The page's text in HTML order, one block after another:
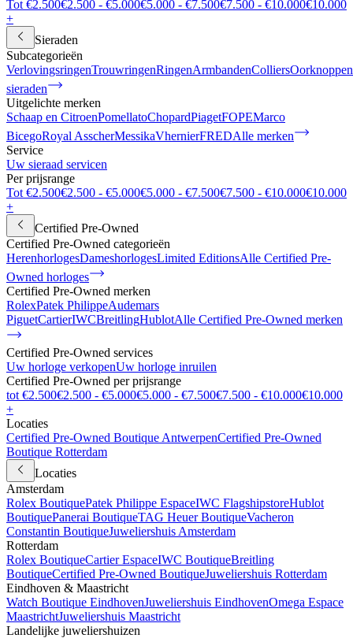
Tot €2.500€2.500 - €5.000€5.000 - €7.500€7.500 - €10.000€10.000
+
Sieraden
Subcategorieën
VerlovingsringenTrouwringenRingenArmbandenColliersOorknoppen
sieraden
Uitgelichte merken
Schaap en CitroenPomellatoChopardPiagetFOPEMarco
BicegoRoyal AsscherMessikaVhernierFREDAlle merken
Service
Uw sieraad servicen
Per prijsrange
Tot €2.500€2.500 - €5.000€5.000 - €7.500€7.500 - €10.000€10.000
+
Certified Pre-Owned
Certified Pre-Owned categorieën
HerenhorlogesDameshorlogesLimited EditionsAlle Certified Pre-
Owned horloges
Certified Pre-Owned merken
RolexPatek PhilippeAudemars
PiguetCartierIWCBreitlingHublotAlle Certified Pre-Owned merken
Certified Pre-Owned services
Uw horloge verkopenUw horloge inruilen
Certified Pre-Owned per prijsrange
tot €2.500€2.500 - €5.000€5.000 - €7.500€7.500 - €10.000€10.000
+
Locaties
Certified Pre-Owned Boutique AntwerpenCertified Pre-Owned
Boutique Rotterdam
Locaties
Amsterdam
Rolex BoutiquePatek Philippe EspaceIWC FlagshipstoreHublot
BoutiquePanerai BoutiqueTAG Heuer BoutiqueVacheron
Constantin BoutiqueJuweliershuis Amsterdam
Rotterdam
Rolex BoutiqueCartier EspaceIWC BoutiqueBreitling
BoutiqueCertified Pre-Owned BoutiqueJuweliershuis Rotterdam
Eindhoven & Maastricht
Watch Boutique EindhovenJuweliershuis EindhovenOmega Espace
MaastrichtJuweliershuis Maastricht
Landelijke juweliershuizen